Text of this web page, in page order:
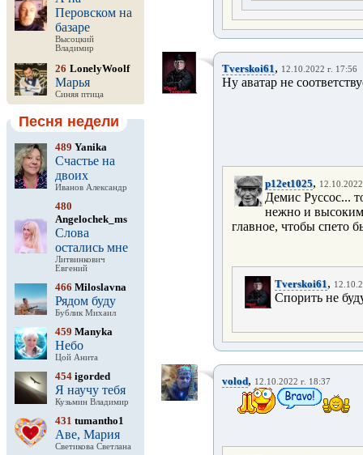
Перовском на
базаре
Высоцкий
Владимир
26 LonelyWoolf
Марья
Синяя птица
Песня недели
489 Yanika
Счастье на
двоих
Иванов Александр
480
Angelochek_ms
Слова
остались мне
Литвинкович
Евгений
466 Miloslavna
Рядом буду
Бублик Михаил
459 Manyka
Небо
Цой Анита
454 igorded
Я научу тебя
Кузьмин Владимир
431 tumantho1
Аве, Мария
Светикова Светлана
Tverskoi61, 12.10.2022 г. 17:56
Ну аватар не
p12et1025,
Демис Руссос...
нежно и высоким
главное, чтобы спето
Tverskoi61,
Спорить не
volod, 12.10.2022 г. 18:37